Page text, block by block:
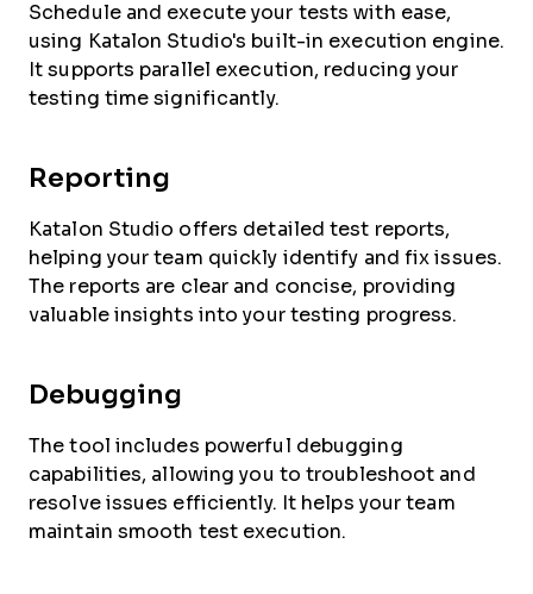
Schedule and execute your tests with ease,
using Katalon Studio's built-in execution engine.
It supports parallel execution, reducing your
testing time significantly.
Reporting
Katalon Studio offers detailed test reports,
helping your team quickly identify and fix issues.
The reports are clear and concise, providing
valuable insights into your testing progress.
Debugging
The tool includes powerful debugging
capabilities, allowing you to troubleshoot and
resolve issues efficiently. It helps your team
maintain smooth test execution.